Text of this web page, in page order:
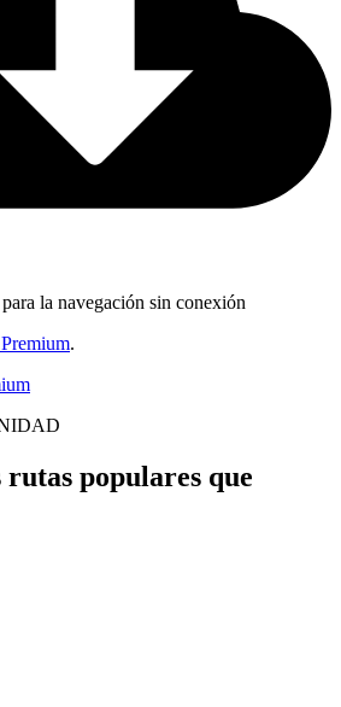
la navegación sin conexión
.
populares que